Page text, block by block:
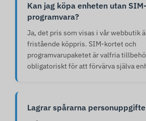
Kan jag köpa enheten utan
programvara?
Ja, det pris som visas i vår webbutik
fristående köppris. SIM-kortet och
programvarupaketet är valfria
obligatoriskt för att förvärva själva
Lagrar spårarna